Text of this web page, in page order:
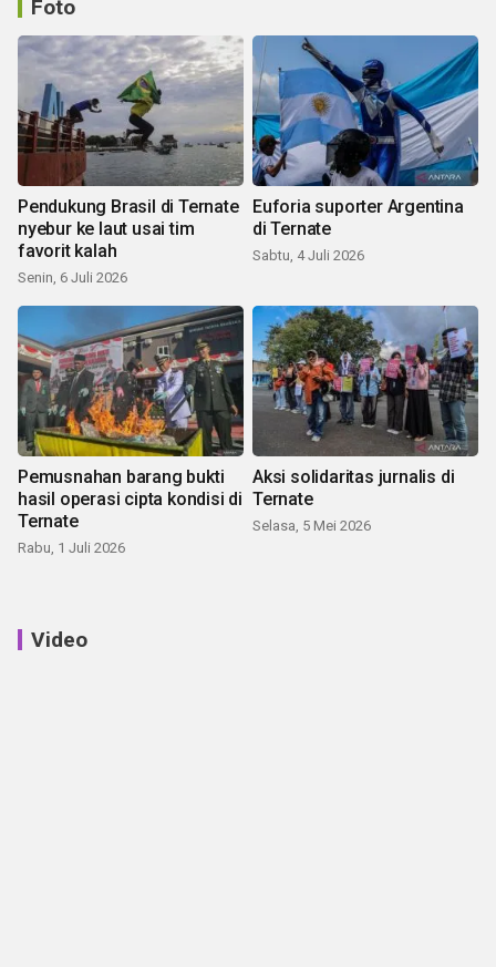
Foto
Pendukung Brasil di Ternate
nyebur ke laut usai tim
favorit kalah
Senin, 6 Juli 2026
Euforia suporter Argentina
di Ternate
Sabtu, 4 Juli 2026
Pemusnahan barang bukti
hasil operasi cipta kondisi di
Ternate
Rabu, 1 Juli 2026
Aksi solidaritas jurnalis di
Ternate
Selasa, 5 Mei 2026
Video